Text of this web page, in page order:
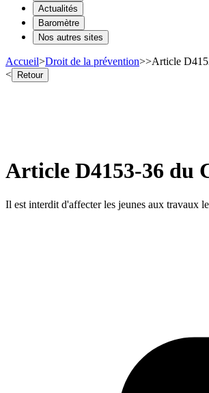
Actualités
Baromètre
Nos autres sites
Accueil>Droit de la prévention>>Article
< Retour
Article D4153-36 du
Il est interdit d'affecter les jeunes aux travaux